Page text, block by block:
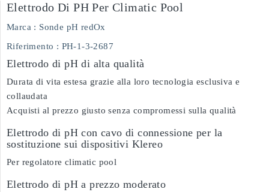
Elettrodo Di PH Per Climatic Pool
Marca : Sonde pH redOx
Riferimento : PH-1-3-2687
Elettrodo di pH di alta qualità
Durata di vita estesa grazie alla loro tecnologia esclusiva e
collaudata
Acquisti al prezzo giusto senza compromessi sulla qualità
Elettrodo di pH con cavo di connessione per la
sostituzione sui dispositivi Klereo
Per regolatore climatic pool
Elettrodo di pH a prezzo moderato